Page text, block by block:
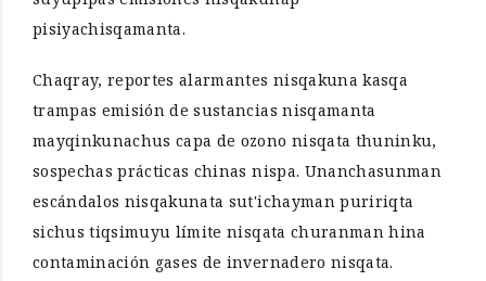
pisiyachisqamanta.
Chaqray, reportes alarmantes nisqakuna kasqa
trampas emisión de sustancias nisqamanta
mayqinkunachus capa de ozono nisqata thuninku,
sospechas prácticas chinas nispa. Unanchasunman
escándalos nisqakunata sut'ichayman puririqta
sichus tiqsimuyu límite nisqata churanman hina
contaminación gases de invernadero nisqata.